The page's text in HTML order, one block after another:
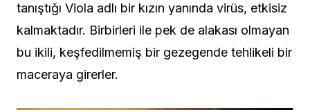
tanıştığı Viola adlı bir kızın yanında virüs, etkisiz
kalmaktadır. Birbirleri ile pek de alakası olmayan
bu ikili, keşfedilmemiş bir gezegende tehlikeli bir
maceraya girerler.